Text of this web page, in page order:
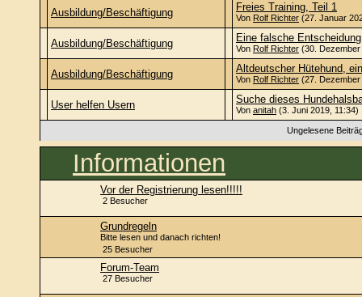
Ausbildung/Beschäftigung Freies Training, Teil 1
Von Rolf Richter (27. Januar
Ausbildung/Beschäftigung Eine falsche Entscheidung
Von Rolf Richter (30.
Ausbildung/Beschäftigung Altdeutscher Hütehund,
Von Rolf Richter (27. Dezember
User helfen Usern Suche dieses
Von anitah (3. Juni 2019, 11:34)
Ungelesene
Informationen
Vor der Registrierung lesen!!!!!
2 Besucher
Grundregeln
Bitte lesen und danach richten!
25 Besucher
Forum-Team
27 Besucher